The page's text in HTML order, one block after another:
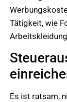
Tätigkeit, wie
Es ist ratsam,